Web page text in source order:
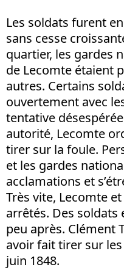
Les soldats furent
sans cesse
quartier, les gardes
de Lecomte étaient
autres. Certains
ouvertement avec
tentative
autorité, Lecomte
tirer sur la foule.
et les gardes
acclamations et
Très vite, Lecomte
arrêtés. Des soldats
peu après. Clément
avoir fait tirer sur
juin 1848.